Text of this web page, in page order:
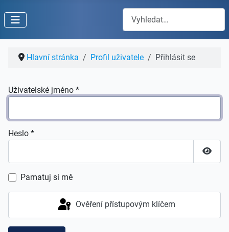
Hledat
Hlavní stránka Profil uživatele Přihlásit se
Uživatelské jméno *
Heslo *
Pamatuj si mě
Ověření přístupovým klíčem